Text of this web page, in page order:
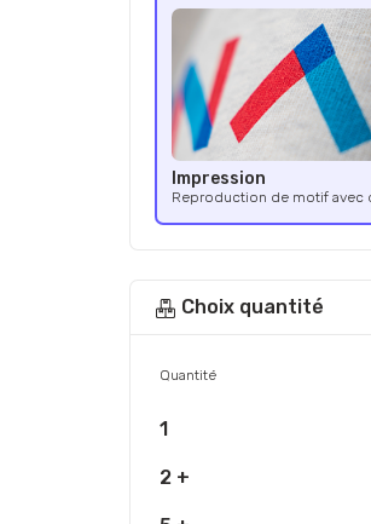
Impression
Reproduction de motif avec
Choix quantité
Quantité
1
2 +